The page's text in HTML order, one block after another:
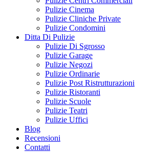
Pulizie Cinema
Pulizie Cliniche Private
Pulizie Condomini
Ditta Di Pulizie
Pulizie Di Sgrosso
Pulizie Garage
Pulizie Negozi
Pulizie Ordinarie
Pulizie Post Ristrutturazioni
Pulizie Ristoranti
Pulizie Scuole
Pulizie Teatri
Pulizie Uffici
Blog
Recensioni
Contatti